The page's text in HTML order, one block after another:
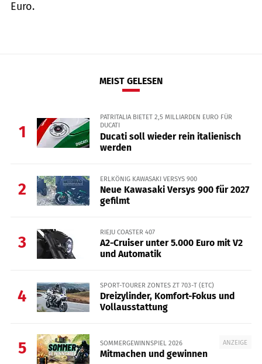
Euro.
MEIST GELESEN
1
PATRITALIA BIETET 2,5 MILLIARDEN EURO FÜR
DUCATI
Ducati soll wieder rein italienisch
werden
2
ERLKÖNIG KAWASAKI VERSYS 900
Neue Kawasaki Versys 900 für 2027
gefilmt
3
RIEJU COASTER 407
A2-Cruiser unter 5.000 Euro mit V2
und Automatik
4
SPORT-TOURER ZONTES ZT 703-T (ETC)
Dreizylinder, Komfort-Fokus und
Vollausstattung
5 ANZEIGE
SOMMERGEWINNSPIEL 2026
Mitmachen und gewinnen